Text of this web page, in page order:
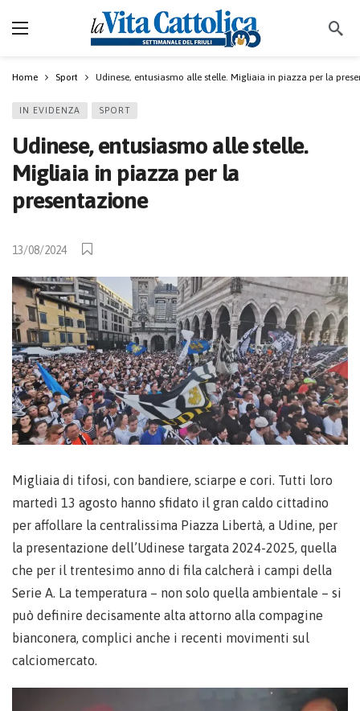
Home Sport Udinese, entusiasmo alle stelle. Migliaia in piazza per la
IN EVIDENZA SPORT
Udinese, entusiasmo alle stelle.
Migliaia in piazza per la
presentazione
13/08/2024
Migliaia di tifosi, con bandiere, sciarpe e cori. Tutti loro
martedì 13 agosto hanno sfidato il gran caldo cittadino
per affollare la centralissima Piazza Libertà, a Udine, per
la presentazione dell’Udinese targata 2024-2025, quella
che per il trentesimo anno di fila calcherà i campi della
Serie A. La temperatura – non solo quella ambientale – si
può definire decisamente alta attorno alla compagine
bianconera, complici anche i recenti movimenti sul
calciomercato.